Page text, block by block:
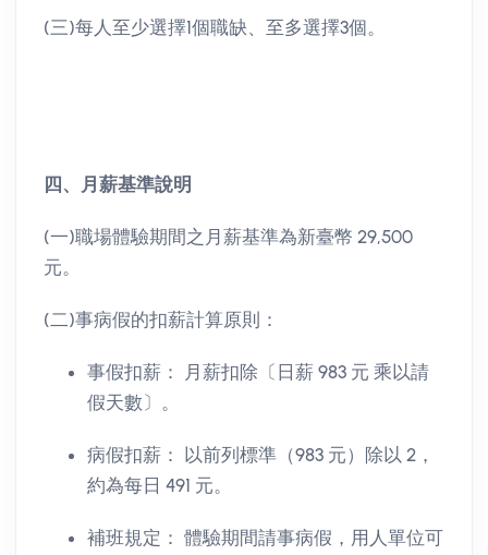
(三)每人至少選擇1個職缺、至多選擇3個。
四、月薪基準說明
(一)職場體驗期間之月薪基準為新臺幣 29,500
元。
(二)事病假的扣薪計算原則：
事假扣薪： 月薪扣除〔日薪 983 元 乘以請
假天數〕。
病假扣薪： 以前列標準（983 元）除以 2，
約為每日 491 元。
補班規定： 體驗期間請事病假，用人單位可